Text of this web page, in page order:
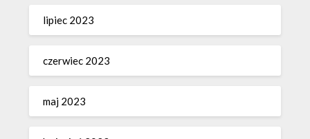
lipiec 2023
czerwiec 2023
maj 2023